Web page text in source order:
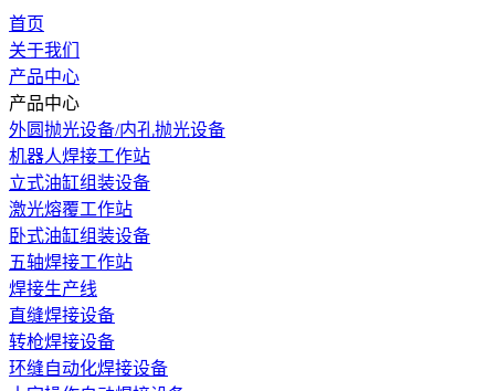
首页
关于我们
产品中心
产品中心
外圆抛光设备/内孔抛光设备
机器人焊接工作站
立式油缸组装设备
激光熔覆工作站
卧式油缸组装设备
五轴焊接工作站
焊接生产线
直缝焊接设备
转枪焊接设备
环缝自动化焊接设备